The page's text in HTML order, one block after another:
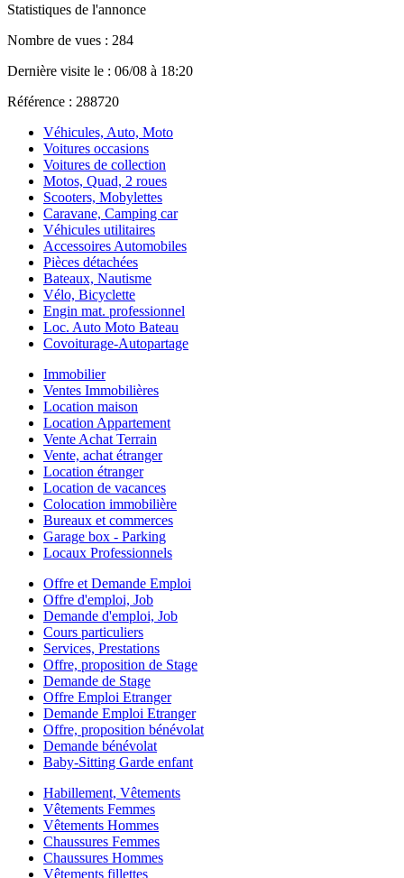
Statistiques de l'annonce
Nombre de vues : 284
Dernière visite le : 06/08 à 18:20
Référence : 288720
Véhicules, Auto, Moto
Voitures occasions
Voitures de collection
Motos, Quad, 2 roues
Scooters, Mobylettes
Caravane, Camping car
Véhicules utilitaires
Accessoires Automobiles
Pièces détachées
Bateaux, Nautisme
Vélo, Bicyclette
Engin mat. professionnel
Loc. Auto Moto Bateau
Covoiturage-Autopartage
Immobilier
Ventes Immobilières
Location maison
Location Appartement
Vente Achat Terrain
Vente, achat étranger
Location étranger
Location de vacances
Colocation immobilière
Bureaux et commerces
Garage box - Parking
Locaux Professionnels
Offre et Demande Emploi
Offre d'emploi, Job
Demande d'emploi, Job
Cours particuliers
Services, Prestations
Offre, proposition de Stage
Demande de Stage
Offre Emploi Etranger
Demande Emploi Etranger
Offre, proposition bénévolat
Demande bénévolat
Baby-Sitting Garde enfant
Habillement, Vêtements
Vêtements Femmes
Vêtements Hommes
Chaussures Femmes
Chaussures Hommes
Vêtements fillettes